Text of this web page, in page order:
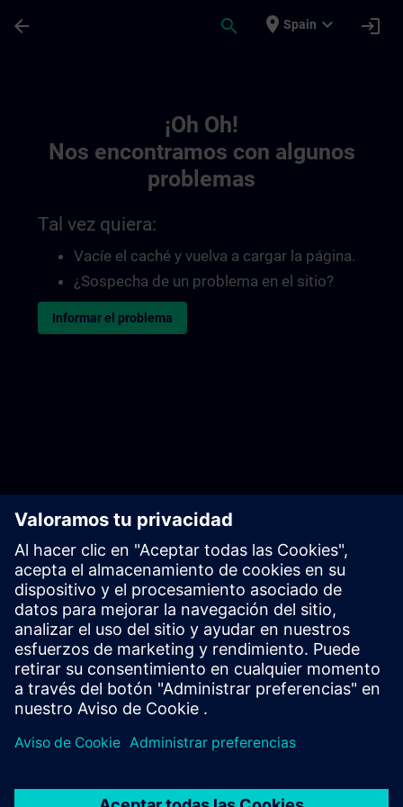
arrow_back search place Spain expand_more login
¡Oh Oh!
Nos encontramos con algunos
problemas
Tal vez quiera:
Vacíe el caché y vuelva a cargar la página.
¿Sospecha de un problema en el sitio?
Informar el problema